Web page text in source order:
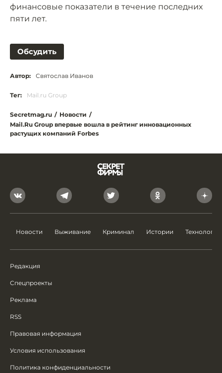
финансовые показатели в течение последних
пяти лет.
Обсудить
Автор: Святослав Иванов
Тег: Mail.ru Group
Secretmag.ru / Новости /
Mail.Ru Group впервые вошла в рейтинг инновационных
растущих компаний Forbes
Новости Выживание Криминал Истории Технологии
Редакция
Спецпроекты
Реклама
RSS
Правовая информация
Условия использования
Политика конфиденциальности